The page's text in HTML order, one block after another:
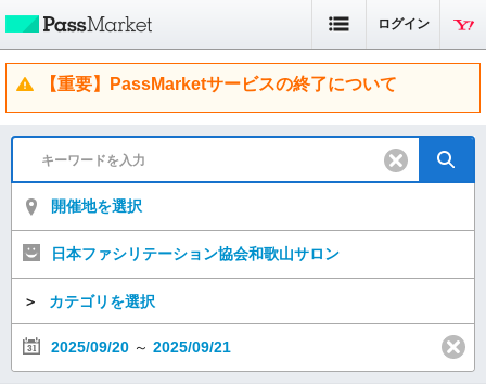
ログイン
【重要】PassMarketサービスの終了について
開催地を選択
日本ファシリテーション協会和歌山サロン
＞ カテゴリを選択
2025/09/20 ～ 2025/09/21